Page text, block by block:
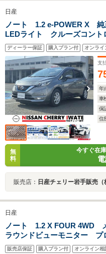
日産
ノート 1.2 e-POWER X
LEDライト クルーズコン
DVD再生 CD再生 スマー
距離無制限保証
ディーラー保証 購入プラン付 オンライ
支
年
車
保
住
無
料
今すぐ在
販売店： 日産チェリー岩手販売
日産
ノート 1.2 X FOUR 4WD
ラウンドビューモニター
ームミラー シートヒータ
販売店保証 購入プラン付 オンライン相